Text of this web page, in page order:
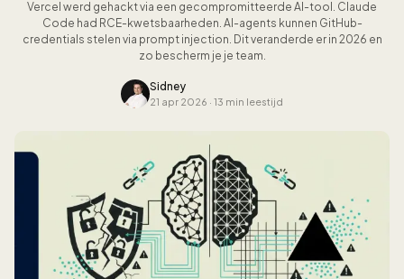
Vercel werd gehackt via een gecompromitteerde AI-tool. Claude
Code had RCE-kwetsbaarheden. AI-agents kunnen GitHub-
credentials stelen via prompt injection. Dit veranderde er in 2026 en
zo bescherm je je team.
Sidney
21 apr 2026 · 13 min leestijd